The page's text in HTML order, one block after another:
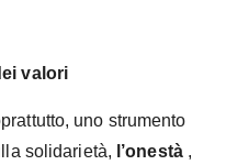
valori
uno strumento
solidarietà, l’onestà ,